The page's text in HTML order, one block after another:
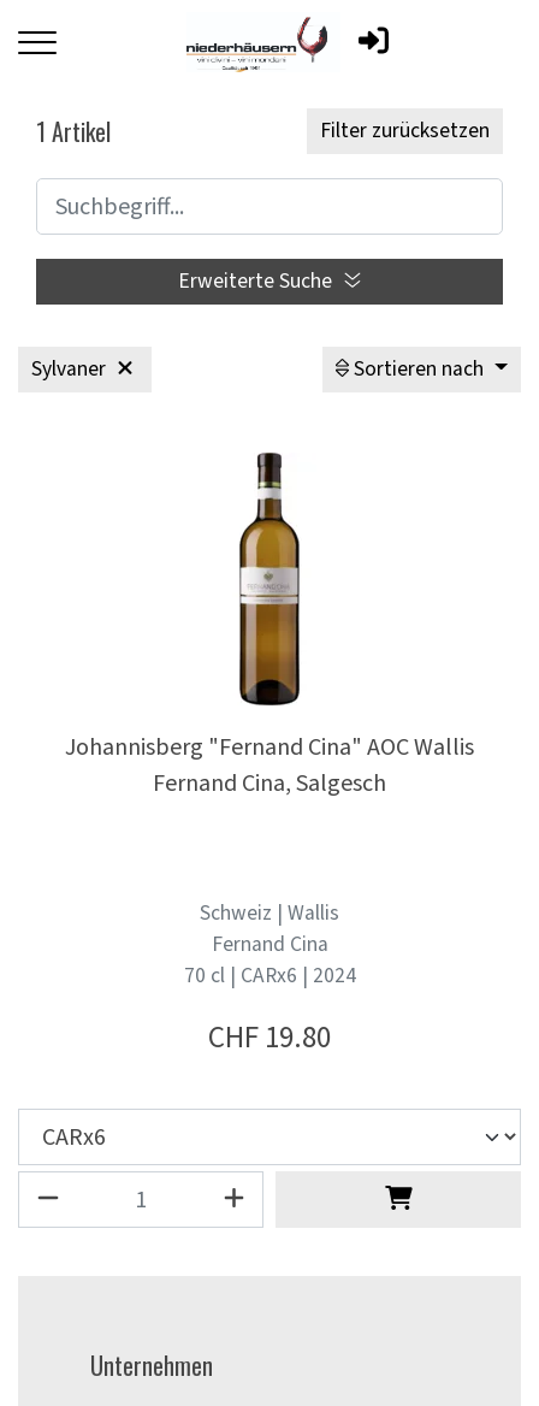
1 Artikel Filter zurücksetzen
Erweiterte Suche
Sylvaner Sortieren nach
Johannisberg "Fernand Cina" AOC Wallis
Fernand Cina, Salgesch
Schweiz | Wallis
Fernand Cina
70 cl | CARx6 | 2024
CHF19.80
Unternehmen